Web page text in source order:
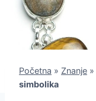
Početna » Znanje »
simbolika